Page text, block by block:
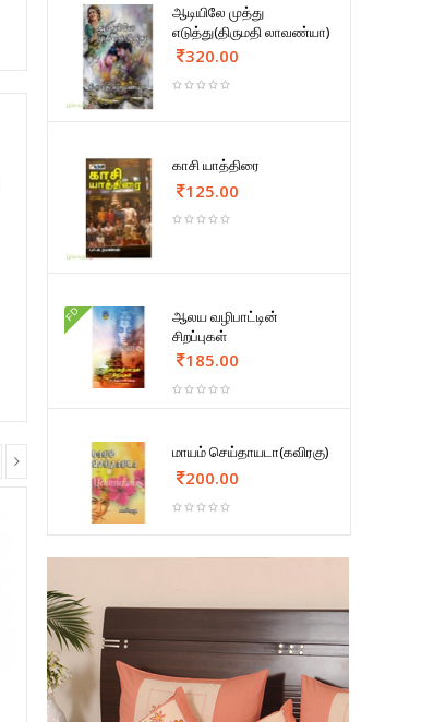
ஆடியிலே முத்து
எடுத்து(திருமதி லாவண்யா)
320.00
காசி யாத்திரை
125.00
FD
ஆலய வழிபாட்டின்
சிறப்புகள்
185.00
மாயம் செய்தாயடா(கவிரகு)
200.00